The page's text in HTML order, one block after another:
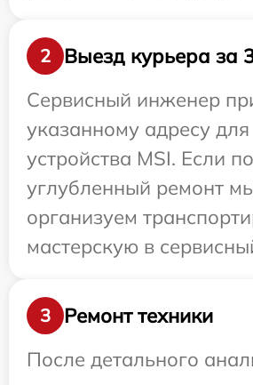
2
Выезд курьера за
Сервисный инженер
указанному адресу
устройства MSI. Если
углубленный ремонт
организуем
мастерскую в
3
Ремонт техники
После детального